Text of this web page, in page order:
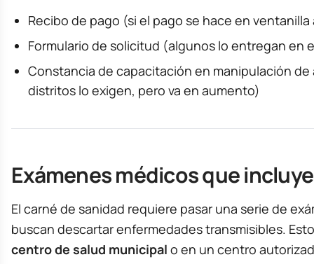
Recibo de pago (si el pago se hace en
Formulario de solicitud (algunos lo entregan en
Constancia de capacitación en manipulación
distritos lo exigen, pero va en aumento)
Exámenes médicos que incluye
El carné de sanidad requiere pasar una serie de
buscan descartar enfermedades transmisibles.
centro de salud municipal o en un centro